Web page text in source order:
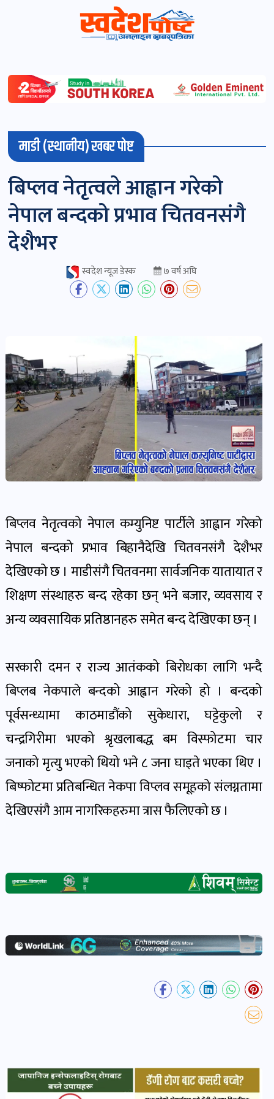
विशेष
माडी
(स्थानीय)
खबर
पोष्ट
चितवन
खबर
पोष्ट
विकास-
निर्माण
पोष्ट
र
पोष्ट
पर्यटन
खबर
शिक्षा
खबर
पोष्ट
जोखिम
पोष्ट
पोष्ट
खबर
माडी (स्थानीय) खबर पोष्ट
बिप्लव नेतृत्वले आह्वान गरेको
नेपाल बन्दको प्रभाव चितवनसंगै
देशैभर
स्वदेश न्यूज डेस्क ७ वर्ष अघि
बिप्लव नेतृत्वको नेपाल कम्युनिष्ट पार्टीले आह्वान गरेको
नेपाल बन्दको प्रभाव बिहानैदेखि चितवनसंगै देशैभर
देखिएको छ । माडीसंगै चितवनमा सार्वजनिक यातायात र
शिक्षण संस्थाहरु बन्द रहेका छन् भने बजार, व्यवसाय र
अन्य व्यवसायिक प्रतिष्ठानहरु समेत बन्द देखिएका छन् ।
सरकारी दमन र राज्य आतंकको बिरोधका लागि भन्दै
बिप्लब नेकपाले बन्दको आह्वान गरेको हो । बन्दको
पूर्वसन्ध्यामा काठमाडौंको सुकेधारा, घट्टेकुलो र
चन्द्रगिरीमा भएको श्रृखलाबद्ध बम विस्फोटमा चार
जनाको मृत्यु भएको थियो भने ८ जना घाइते भएका थिए ।
बिष्फोटमा प्रतिबन्धित नेकपा विप्लव समूहको संलग्नतामा
देखिएसंगै आम नागरिकहरुमा त्रास फैलिएको छ ।